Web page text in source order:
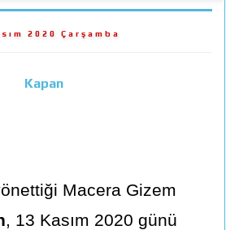
2020 Çarşamba
Kapan
Macera Gizem
, 13 Kasım 2020 günü